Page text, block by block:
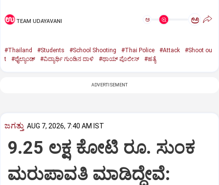
TEAM UDAYAVANI ಅ ಅ
#Thailand #Students #School Shooting #Thai Police #Attack
#Shoot ou
t
#ಥೈಲ್ಯಾಂಡ್‌ #ವಿದ್ಯಾರ್ಥಿ ಗುಂಡಿನ ದಾಳಿ #ಥಾಯ್‌ ಪೊಲೀಸ್‌ #ಹತ್ಯೆ
ADVERTISEMENT
ಜಗತ್ತು AUG 7, 2026, 7:40 AM IST
9.25 ಲಕ್ಷ ಕೋಟಿ ರೂ. ಸುಂಕ
ಮರುಪಾವತಿ ಮಾಡಿದ್ದೇವೆ: